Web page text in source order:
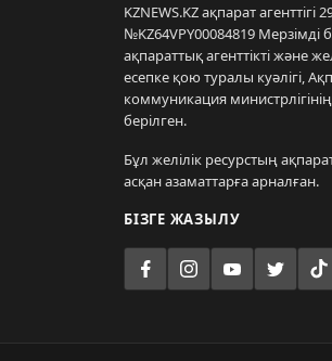
KZNEWS.KZ ақпарат агенттігі
№KZ64VPY00084819
ақпараттық агенттікті және
есепке қою туралы куәлігі,
коммуникация
берілген.
Бұл желілік ресурстың
асқан азаматтарға арналған.
БІЗГЕ ЖАЗЫЛУ